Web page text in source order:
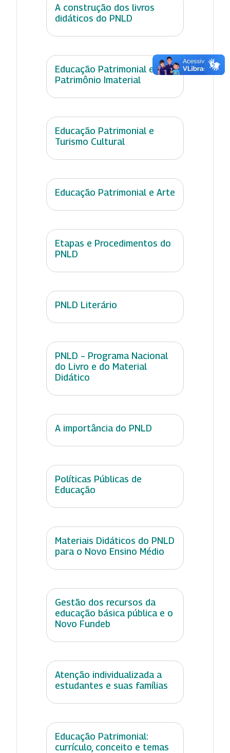
A construção dos livros
didáticos do PNLD
Educação Patrimonial e
Patrimônio Imaterial
Educação Patrimonial e
Turismo Cultural
Educação Patrimonial e Arte
Etapas e Procedimentos do
PNLD
PNLD Literário
PNLD – Programa Nacional
do Livro e do Material
Didático
A importância do PNLD
Políticas Públicas de
Educação
Materiais Didáticos do PNLD
para o Novo Ensino Médio
Gestão dos recursos da
educação básica pública e o
Novo Fundeb
Atenção individualizada a
estudantes e suas famílias
Educação Patrimonial:
currículo, conceito e temas